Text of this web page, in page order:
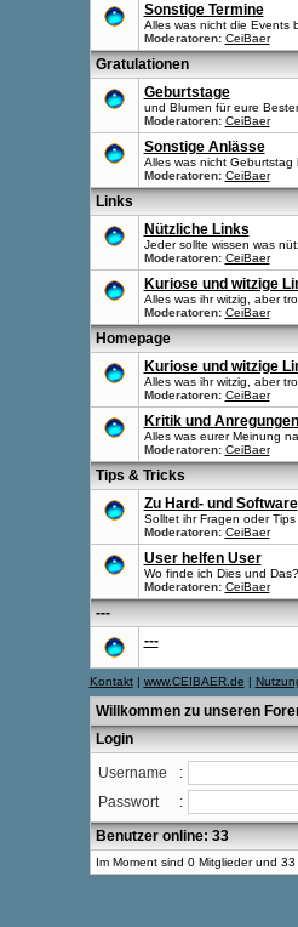
Sonstige Termine
Alles was nicht die Events
Moderatoren: CeiBaer
Gratulationen
Geburtstage
und Blumen für eure
Moderatoren: CeiBaer
Sonstige Anlässe
Alles was nicht Geburtstag
Moderatoren: CeiBaer
Links
Nützliche Links
Jeder sollte wissen was
Moderatoren: CeiBaer
Kuriose und witzige
Alles was ihr witzig, aber
Moderatoren: CeiBaer
Homepage
Kuriose und witzige
Alles was ihr witzig, aber
Moderatoren: CeiBaer
Kritik und Anregungen
Alles was eurer Meinung
Moderatoren: CeiBaer
Tips & Tricks
Zu Hard- und Software
Solltet ihr Fragen oder
Moderatoren: CeiBaer
User helfen User
Wo finde ich Dies und
Moderatoren: CeiBaer
---
---
Kontakt| www.CEIBAER.de |
Willkommen zu unseren
Login
Username
:
Passwort
:
Benutzer online: 33
Im Moment sind 0 Mitglieder und